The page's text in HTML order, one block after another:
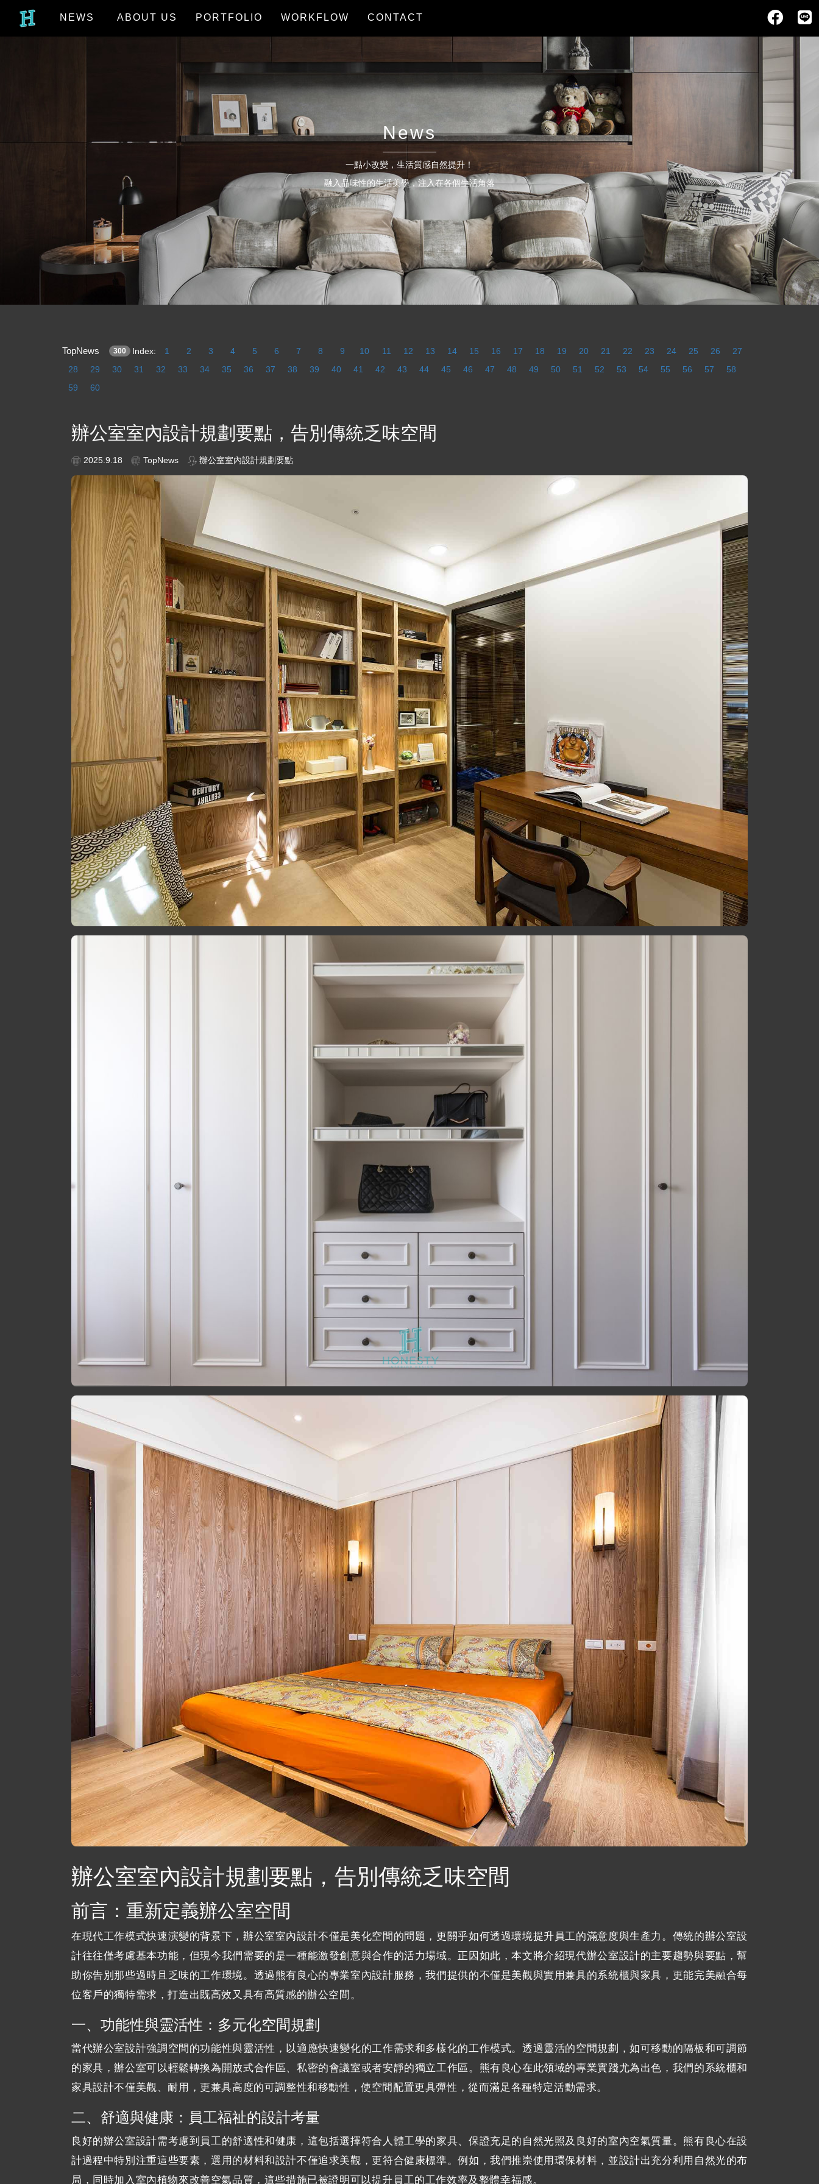
NEWS ABOUT US PORTFOLIO WORKFLOW CONTACT
News
一點小改變，生活質感自然提升！
融入品味性的生活美學，注入在各個生活角落
TopNews 300 Index: 1 2 3 4 5 6 7 8 9 10 11 12 13 14 15 16 17 18 19 20 21 22 23 24 25 26
27
28
29 30 31 32 33 34 35 36 37 38 39 40 41 42 43 44 45 46 47 48 49 50 51 52 53 54 55 56 57
58
59
60
辦公室室內設計規劃要點，告別傳統乏味空間
2025.9.18 TopNews 辦公室室內設計規劃要點
辦公室室內設計規劃要點，告別傳統乏味空間
前言：重新定義辦公室空間
在現代工作模式快速演變的背景下，辦公室室內設計不僅是美化空間的問題，更關乎如何透過環境提升員工的滿意度與生產力。傳統的辦公室設
計往往僅考慮基本功能，但現今我們需要的是一種能激發創意與合作的活力場域。正因如此，本文將介紹現代辦公室設計的主要趨勢與要點，幫
助你告別那些過時且乏味的工作環境。透過熊有良心的專業室內設計服務，我們提供的不僅是美觀與實用兼具的系統櫃與家具，更能完美融合每
位客戶的獨特需求，打造出既高效又具有高質感的辦公空間。
一、功能性與靈活性：多元化空間規劃
當代辦公室設計強調空間的功能性與靈活性，以適應快速變化的工作需求和多樣化的工作模式。透過靈活的空間規劃，如可移動的隔板和可調節
的家具，辦公室可以輕鬆轉換為開放式合作區、私密的會議室或者安靜的獨立工作區。熊有良心在此領域的專業實踐尤為出色，我們的系統櫃和
家具設計不僅美觀、耐用，更兼具高度的可調整性和移動性，使空間配置更具彈性，從而滿足各種特定活動需求。
二、舒適與健康：員工福祉的設計考量
良好的辦公室設計需考慮到員工的舒適性和健康，這包括選擇符合人體工學的家具、保證充足的自然光照及良好的室內空氣質量。熊有良心在設
計過程中特別注重這些要素，選用的材料和設計不僅追求美觀，更符合健康標準。例如，我們推崇使用環保材料，並設計出充分利用自然光的布
局，同時加入室內植物來改善空氣品質，這些措施已被證明可以提升員工的工作效率及整體幸福感。